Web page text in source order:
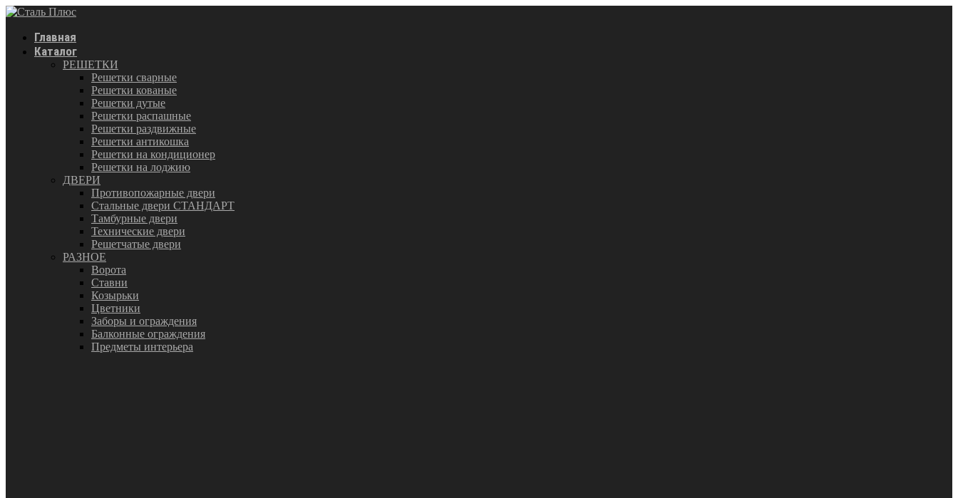
Главная
Каталог
РЕШЕТКИ
Решетки сварные
Решетки кованые
Решетки дутые
Решетки распашные
Решетки раздвижные
Решетки антикошка
Решетки на кондиционер
Решетки на лоджию
ДВЕРИ
Противопожарные двери
Стальные двери СТАНДАРТ
Тамбурные двери
Технические двери
Решетчатые двери
РАЗНОЕ
Ворота
Ставни
Козырьки
Цветники
Заборы и ограждения
Балконные ограждения
Предметы интерьера